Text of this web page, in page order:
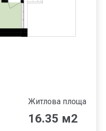
Житлова площа
16.35 м2